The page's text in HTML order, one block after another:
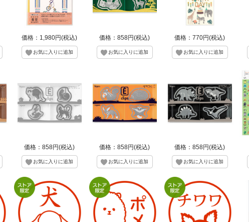
価格：1,980円(税込) 価格：858円(税込) 価格：770円(税込)
価格：858円(税込) 価格：858円(税込) 価格：858円(税込)